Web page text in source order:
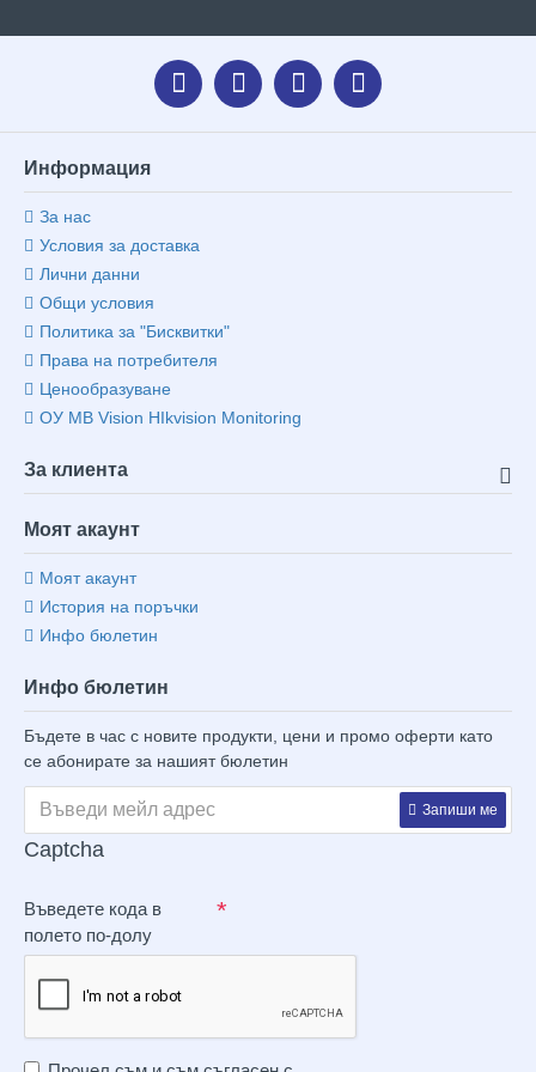
Информация
За нас
Условия за доставка
Лични данни
Общи условия
Политика за "Бисквитки"
Права на потребителя
Ценообразуване
ОУ MB Vision HIkvision Monitoring
За клиента
Моят акаунт
Моят акаунт
История на поръчки
Инфо бюлетин
Инфо бюлетин
Бъдете в час с новите продукти, цени и промо оферти като
се абонирате за нашият бюлетин
Запиши ме
Captcha
Въведете кода в
полето по-долу